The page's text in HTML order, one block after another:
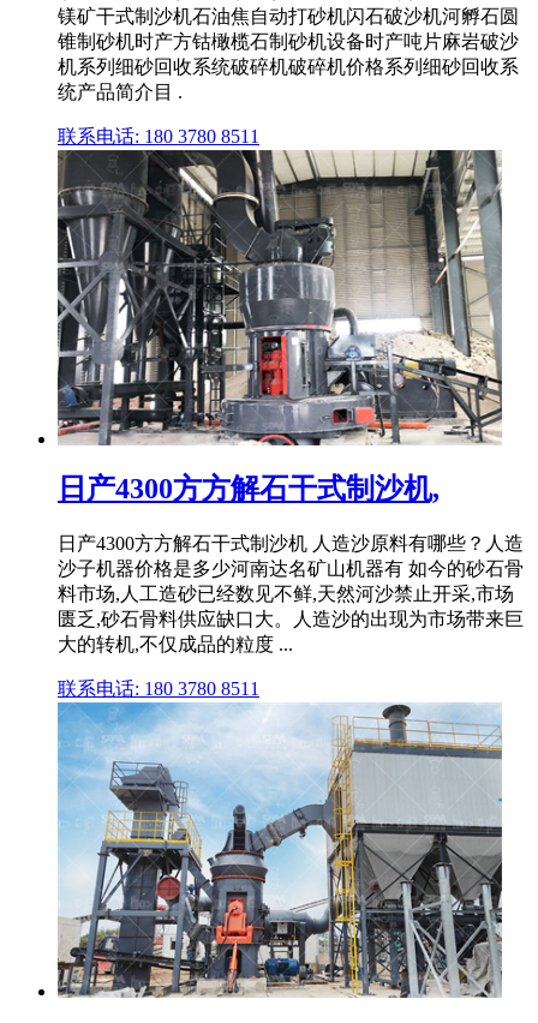
镁矿干式制沙机石油焦自动打砂机闪石破沙机河孵石圆
锥制砂机时产方钴橄榄石制砂机设备时产吨片麻岩破沙
机系列细砂回收系统破碎机破碎机价格系列细砂回收系
统产品简介目 .
联系电话: 180 3780 8511
日产4300方方解石干式制沙机,
日产4300方方解石干式制沙机 人造沙原料有哪些？人造
沙子机器价格是多少河南达名矿山机器有 如今的砂石骨
料市场,人工造砂已经数见不鲜,天然河沙禁止开采,市场
匮乏,砂石骨料供应缺口大。人造沙的出现为市场带来巨
大的转机,不仅成品的粒度 ...
联系电话: 180 3780 8511